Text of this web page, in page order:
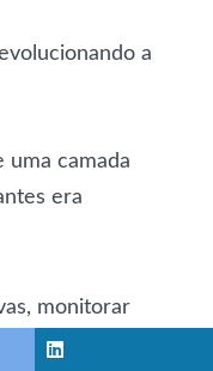
a
uma camada
era
monitorar
são